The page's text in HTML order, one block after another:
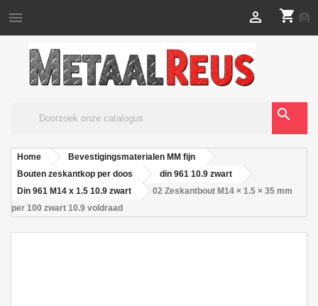
 shopping_cart (0)

search
Home
Bevestigingsmaterialen MM fijn
Bouten zeskantkop per doos
din 961 10.9 zwart
Din 961 M14 x 1.5 10.9 zwart
02 Zeskantbout M14 × 1.5 × 35 mm
per 100 zwart 10.9 voldraad